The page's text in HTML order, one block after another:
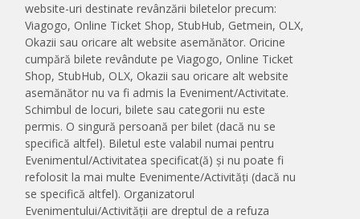
website-uri destinate revânzării biletelor precum:
Viagogo, Online Ticket Shop, StubHub, Getmein, OLX,
Okazii sau oricare alt website asemănător. Oricine
cumpără bilete revândute pe Viagogo, Online Ticket
Shop, StubHub, OLX, Okazii sau oricare alt website
asemănător nu va fi admis la Eveniment/Activitate.
Schimbul de locuri, bilete sau categorii nu este
permis. O singură persoană per bilet (dacă nu se
specifică altfel). Biletul este valabil numai pentru
Evenimentul/Activitatea specificat(ă) și nu poate fi
refolosit la mai multe Evenimente/Activități (dacă nu
se specifică altfel). Organizatorul
Evenimentului/Activității are dreptul de a refuza